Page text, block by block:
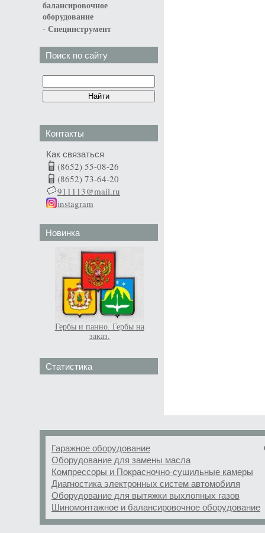
балансировочное
оборудование
- Специнструмент
Поиск по сайту
Контакты
Как связаться
(8652) 55-08-26
(8652) 73-64-20
911113@mail.ru
instagram
Новинка
Гербы и панно. Гербы на
заказ.
Статистика
Гаражное оборудование
Оборудование для замены масла
Компрессоры и Покрасночно-сушильные камеры
Диагностика электронных систем автомобиля
Оборудование для вытяжки выхлопных газов
Шиномонтажное и балансировочное оборудование